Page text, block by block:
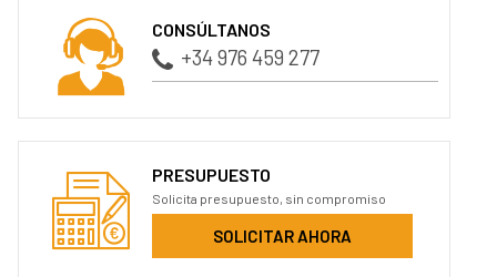
CONSÚLTANOS
+34 976 459 277
PRESUPUESTO
Solicita presupuesto, sin compromiso
SOLICITAR AHORA